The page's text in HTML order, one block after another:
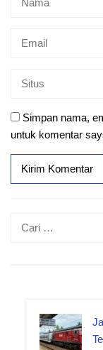
Simpan nama,
untuk komentar